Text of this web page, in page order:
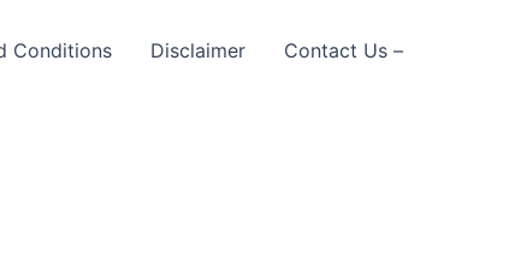
Conditions Disclaimer Contact Us –